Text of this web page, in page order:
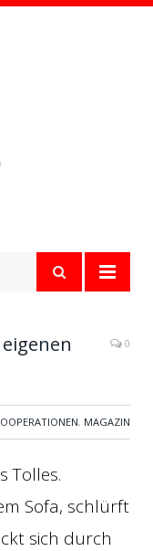
0
, MAGAZIN
Tolles.
Sofa, schlürft
sich durch